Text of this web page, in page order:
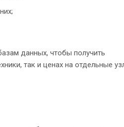
данных, чтобы получить
так и ценах на отдельные